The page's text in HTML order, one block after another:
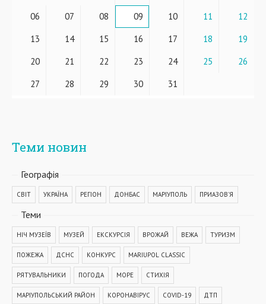
06
07 08 09 10 11
12
13
14 15 16 17 18
19
20
21 22 23 24 25
26
27
28 29 30 31
Теми новин
Географiя
СВІТ УКРАЇНА РЕГІОН ДОНБАС МАРІУПОЛЬ ПРИАЗОВ'Я
Теми
НІЧ МУЗЕЇВ МУЗЕЙ ЕКСКУРСІЯ ВРОЖАЙ ВЕЖА ТУРИЗМ
ПОЖЕЖА ДСНС КОНКУРС MARIUPOL CLASSIC
РЯТУВАЛЬНИКИ ПОГОДА МОРЕ СТИХІЯ
МАРІУПОЛЬСЬКИЙ РАЙОН КОРОНАВІРУС COVID-19 ДТП